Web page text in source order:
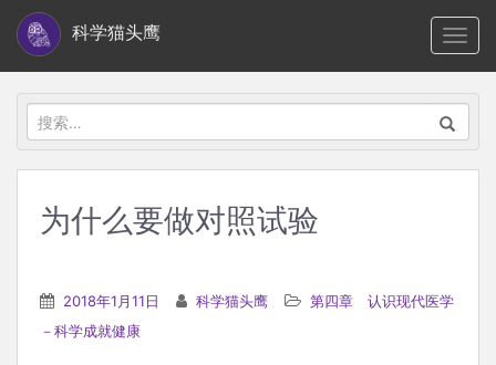
i
科学猫头鹰
搜
索：
为什么要做对照试验
2018年1月11日 科学猫头鹰
第四章 认识现代医学
－科学成就健康